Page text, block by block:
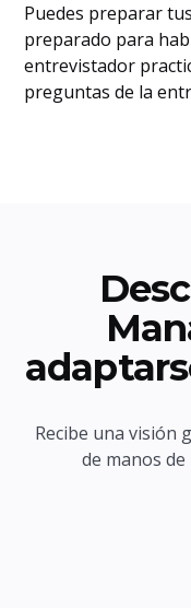
Puedes preparar
preparado para
entrevistador
preguntas de la
Recibe una visión
de manos